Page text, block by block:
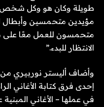
طويلة وكان هو وكل شخص
مؤيدين متحمسين وأبطال
الانتظار للبدء.”
إحدى فرق كتابة الأغاني
في عملها – الأغاني